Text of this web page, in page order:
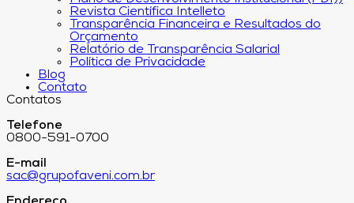
Revista Científica Intelleto
Transparência Financeira e Resultados do
Orçamento
Relatório de Transparência Salarial
Política de Privacidade
Blog
Contato
Contatos
Telefone
0800-591-0700
E-mail
sac@grupofaveni.com.br